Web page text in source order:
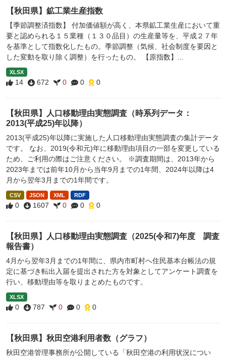
【秋田県】鉱工業生産指数
【季節調整済指数】 付加価値額が高く、本県鉱工業生産において重
要と認められる１５業種（１３０品目）の生産量等を、平成２７年
を基準として指数化したもの。季節調整（気候、社会制度を要因と
した変動を取り除く調整）を行ったもの。 【原指数】...
XLSX
14 672 0 0 0
【秋田県】人口移動理由実態調査（時系列データ：
2013(平成25)年以降）
2013(平成25)年以降に実施した人口移動理由実態調査の集計データ
です。 なお、2019(令和元)年に移動理由項目の一部を変更している
ため、ご利用の際はご注意ください。 ※調査期間は、2013年から
2023年までは前年10月から当年9月までの1年間、2024年以降は4
月から翌年3月までの1年間です。
CSV JSON XML RDF
0 1607 0 0 0
【秋田県】人口移動理由実態調査（2025(令和7)年度 調査
報告書）
4月から翌年3月までの1年間に、県内市町村へ住民基本台帳法の規
定に基づき転出入届を提出された方を対象としてアンケート調査を
行い、移動理由等を取りまとめたものです。
XLSX
0 787 0 0 0
【秋田県】秋田空港利用者数（グラフ）
秋田空港管理事務所が公開している「秋田空港の利用状況につい